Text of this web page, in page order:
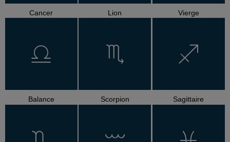
Cancer Lion Vierge
Balance Scorpion Sagittaire